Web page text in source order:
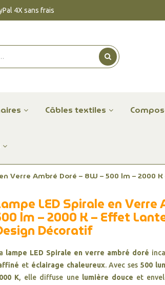
4X sans frais
Câbles textiles
Verre Ambré Doré – 8W – 500 lm – 2000
LED Spirale en Verre
lm – 2000 K – Effet
Décoratif
lampe LED Spirale en verre ambré doré
et éclairage chaleureux. Avec ses500
K, elle diffuse une lumière douce et